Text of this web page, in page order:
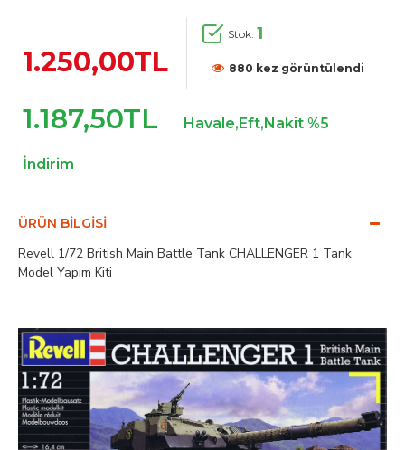
1.250,00TL
Stok: 1
880 kez görüntülendi
1.187,50TL Havale,Eft,Nakit %5
İndirim
ÜRÜN BILGISI
Revell 1/72 British Main Battle Tank CHALLENGER 1 Tank
Model Yapım Kiti